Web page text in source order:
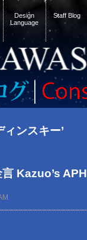
Design
Language
Staff Blog
ンスキー’
言 Kazuo’s